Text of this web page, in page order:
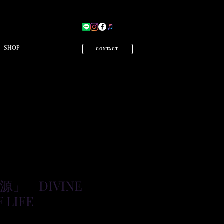
SHOP CONTACT
源」 DIVINE
LIFE